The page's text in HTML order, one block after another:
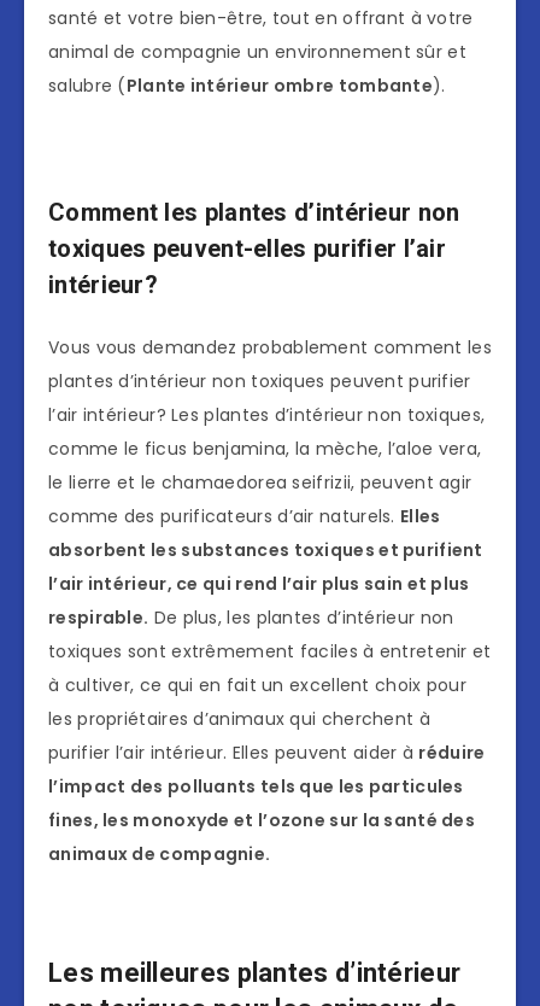
santé et votre bien-être, tout en offrant à votre
animal de compagnie un environnement sûr et
salubre (Plante intérieur ombre tombante).
Comment les plantes d’intérieur non
toxiques peuvent-elles purifier l’air
intérieur?
Vous vous demandez probablement comment les
plantes d’intérieur non toxiques peuvent purifier
l’air intérieur? Les plantes d’intérieur non toxiques,
comme le ficus benjamina, la mèche, l’aloe vera,
le lierre et le chamaedorea seifrizii, peuvent agir
comme des purificateurs d’air naturels. Elles
absorbent les substances toxiques et purifient
l’air intérieur, ce qui rend l’air plus sain et plus
respirable. De plus, les plantes d’intérieur non
toxiques sont extrêmement faciles à entretenir et
à cultiver, ce qui en fait un excellent choix pour
les propriétaires d’animaux qui cherchent à
purifier l’air intérieur. Elles peuvent aider à réduire
l’impact des polluants tels que les particules
fines, les monoxyde et l’ozone sur la santé des
animaux de compagnie.
Les meilleures plantes d’intérieur